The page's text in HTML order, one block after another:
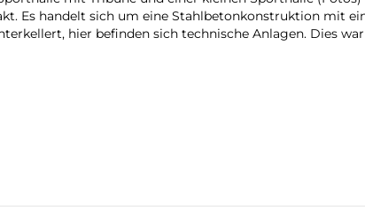
Es handelt sich um eine Stahlbetonkonstruktion mit
hier befinden sich technische Anlagen. Dies